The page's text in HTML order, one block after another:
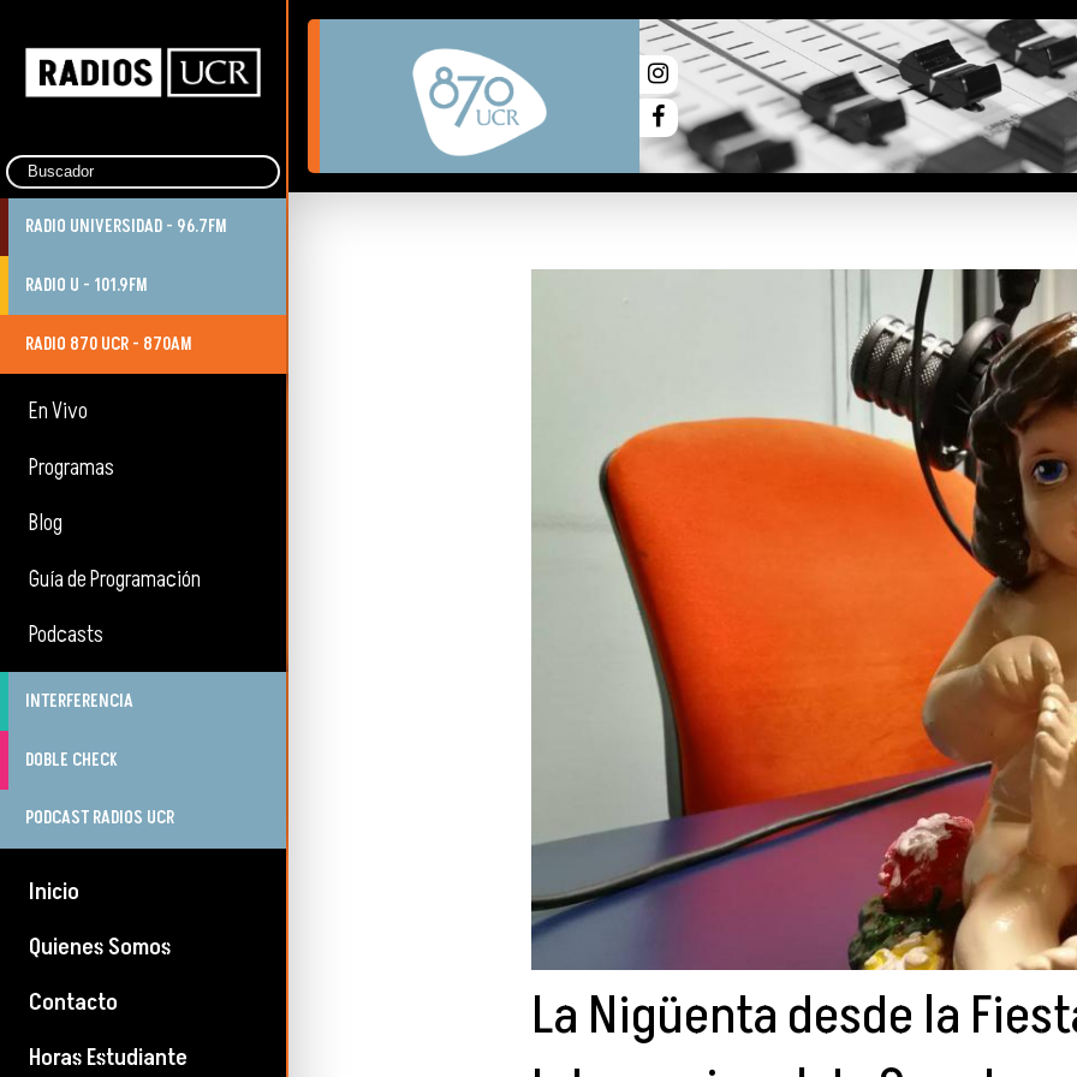
RADIO UNIVERSIDAD - 96.7FM
RADIO U - 101.9FM
RADIO 870 UCR - 870AM
En Vivo
Programas
Blog
Guía de Programación
Podcasts
INTERFERENCIA
DOBLE CHECK
PODCAST RADIOS UCR
Inicio
Quienes Somos
Contacto
Horas Estudiante
La Nigüenta desde la